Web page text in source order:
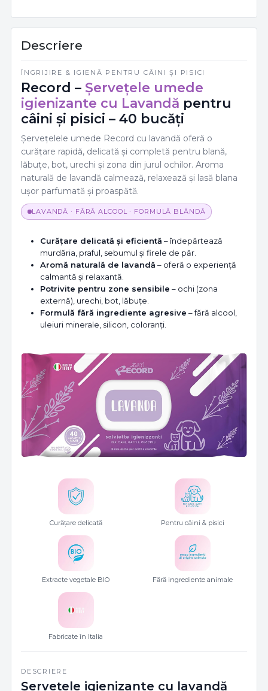
Descriere
ÎNGRIJIRE & IGIENĂ PENTRU CÂINI ȘI PISICI
Record – Șervețele umede
igienizante cu Lavandă pentru
câini și pisici – 40 bucăți
Șervețelele umede Record cu lavandă oferă o
curățare rapidă, delicată și completă pentru blană,
lăbuțe, bot, urechi și zona din jurul ochilor. Aroma
naturală de lavandă calmează, relaxează și lasă blana
ușor parfumată și proaspătă.
LAVANDĂ · FĂRĂ ALCOOL · FORMULĂ BLÂNDĂ
Curățare delicată și eficientă – îndepărtează
murdăria, praful, sebumul și firele de păr.
Aromă naturală de lavandă – oferă o experiență
calmantă și relaxantă.
Potrivite pentru zone sensibile – ochi (zona
externă), urechi, bot, lăbuțe.
Formulă fără ingrediente agresive – fără alcool,
uleiuri minerale, silicon, coloranți.
Curățare delicată Pentru câini & pisici
Extracte vegetale BIO Fără ingrediente animale
Fabricate în Italia
DESCRIERE
Șervețele igienizante cu lavandă